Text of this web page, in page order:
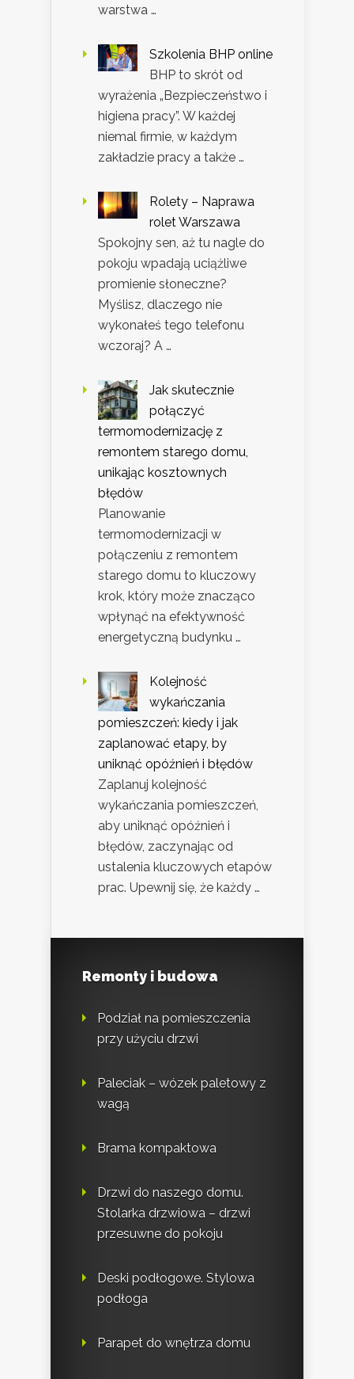
warstwa …
Szkolenia BHP online
BHP to skrót od
wyrażenia „Bezpieczeństwo i
higiena pracy”. W każdej
niemal firmie, w każdym
zakładzie pracy a także …
Rolety – Naprawa
rolet Warszawa
Spokojny sen, aż tu nagle do
pokoju wpadają uciążliwe
promienie słoneczne?
Myślisz, dlaczego nie
wykonałeś tego telefonu
wczoraj? A …
Jak skutecznie
połączyć
termomodernizację z
remontem starego domu,
unikając kosztownych
błędów
Planowanie
termomodernizacji w
połączeniu z remontem
starego domu to kluczowy
krok, który może znacząco
wpłynąć na efektywność
energetyczną budynku …
Kolejność
wykańczania
pomieszczeń: kiedy i jak
zaplanować etapy, by
uniknąć opóźnień i błędów
Zaplanuj kolejność
wykańczania pomieszczeń,
aby uniknąć opóźnień i
błędów, zaczynając od
ustalenia kluczowych etapów
prac. Upewnij się, że każdy …
Remonty i budowa
Podział na pomieszczenia
przy użyciu drzwi
Paleciak – wózek paletowy z
wagą
Brama kompaktowa
Drzwi do naszego domu.
Stolarka drzwiowa – drzwi
przesuwne do pokoju
Deski podłogowe. Stylowa
podłoga
Parapet do wnętrza domu